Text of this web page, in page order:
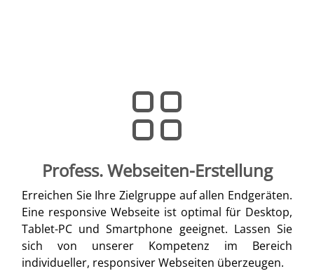
Profess. Webseiten-Erstellung
Erreichen Sie Ihre Zielgruppe auf allen Endgeräten.
Eine responsive Webseite ist optimal für Desktop,
Tablet-PC und Smartphone geeignet. Lassen Sie
sich von unserer Kompetenz im Bereich
individueller, responsiver Webseiten überzeugen.